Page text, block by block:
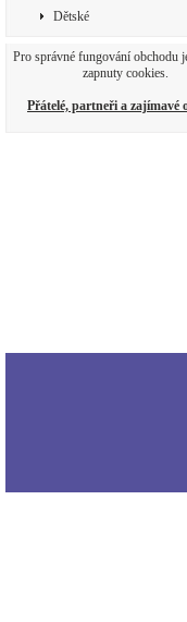
Dětské
Pro správné fungování obchodu
zapnuty cookies.
Přátelé, partneři a zajímavé